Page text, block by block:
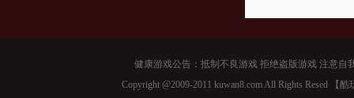
健康游戏公告：抵制不良游戏 拒绝盗版游戏 注意
Copyright @2009-2011 kuwan8.com All Rights Resed